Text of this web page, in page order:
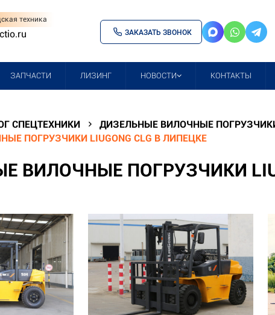
техника
ЗАКАЗАТЬ ЗВОНОК
ЗАПЧАСТИ ЛИЗИНГ НОВОСТИ КОНТАКТЫ
СПЕЦТЕХНИКИ
ДИЗЕЛЬНЫЕ ВИЛОЧНЫЕ ПОГРУЗЧИКИ
ПОГРУЗЧИКИ LIUGONG CLG В ЛИПЕЦКЕ
ВИЛОЧНЫЕ ПОГРУЗЧИКИ